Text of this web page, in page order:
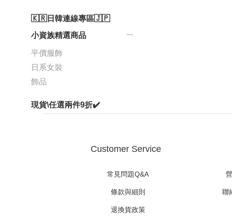
🇰🇷日韓連線專區🇯🇵
小資族精選商品
平價服飾
日系女裝
飾品
現貨\任選兩件9折✔️
Customer Service
常見問題Q&A
條款與細則
退換貨政策
聯